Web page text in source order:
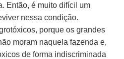
Então, é muito difícil um
nessa condição.
porque os grandes
moram naquela fazenda e,
de forma indiscriminada